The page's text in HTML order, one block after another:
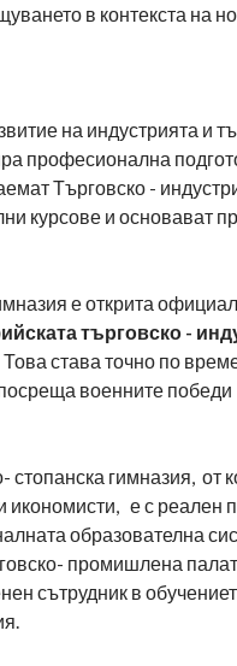
в контекста на
на индустрията и
професионална
Търговско -
курсове и основават
е открита
търговско -
Това става точно по
военните победи
гимназия, от
е с реален
образователна
промишлена
сътрудник в